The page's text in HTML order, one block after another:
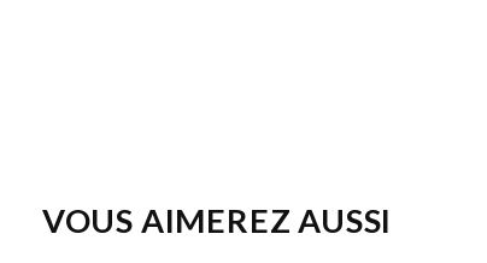
VOUS AIMEREZ AUSSI